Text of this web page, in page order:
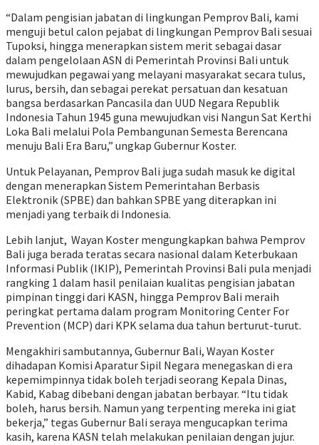
“Dalam pengisian jabatan di lingkungan Pemprov Bali, kami
menguji betul calon pejabat di lingkungan Pemprov Bali sesuai
Tupoksi, hingga menerapkan sistem merit sebagai dasar
dalam pengelolaan ASN di Pemerintah Provinsi Bali untuk
mewujudkan pegawai yang melayani masyarakat secara tulus,
lurus, bersih, dan sebagai perekat persatuan dan kesatuan
bangsa berdasarkan Pancasila dan UUD Negara Republik
Indonesia Tahun 1945 guna mewujudkan visi Nangun Sat Kerthi
Loka Bali melalui Pola Pembangunan Semesta Berencana
menuju Bali Era Baru,” ungkap Gubernur Koster.
Untuk Pelayanan, Pemprov Bali juga sudah masuk ke digital
dengan menerapkan Sistem Pemerintahan Berbasis
Elektronik (SPBE) dan bahkan SPBE yang diterapkan ini
menjadi yang terbaik di Indonesia.
Lebih lanjut, Wayan Koster mengungkapkan bahwa Pemprov
Bali juga berada teratas secara nasional dalam Keterbukaan
Informasi Publik (IKIP), Pemerintah Provinsi Bali pula menjadi
rangking 1 dalam hasil penilaian kualitas pengisian jabatan
pimpinan tinggi dari KASN, hingga Pemprov Bali meraih
peringkat pertama dalam program Monitoring Center For
Prevention (MCP) dari KPK selama dua tahun berturut-turut.
Mengakhiri sambutannya, Gubernur Bali, Wayan Koster
dihadapan Komisi Aparatur Sipil Negara menegaskan di era
kepemimpinnya tidak boleh terjadi seorang Kepala Dinas,
Kabid, Kabag dibebani dengan jabatan berbayar. “Itu tidak
boleh, harus bersih. Namun yang terpenting mereka ini giat
bekerja,” tegas Gubernur Bali seraya mengucapkan terima
kasih, karena KASN telah melakukan penilaian dengan jujur.